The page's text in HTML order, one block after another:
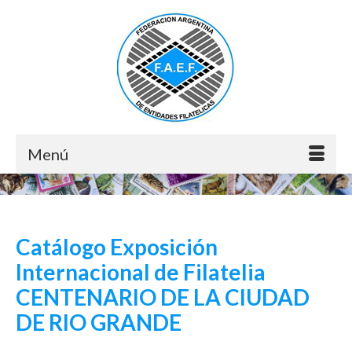
Menú
Catálogo Exposición
Internacional de Filatelia
CENTENARIO DE LA CIUDAD
DE RIO GRANDE